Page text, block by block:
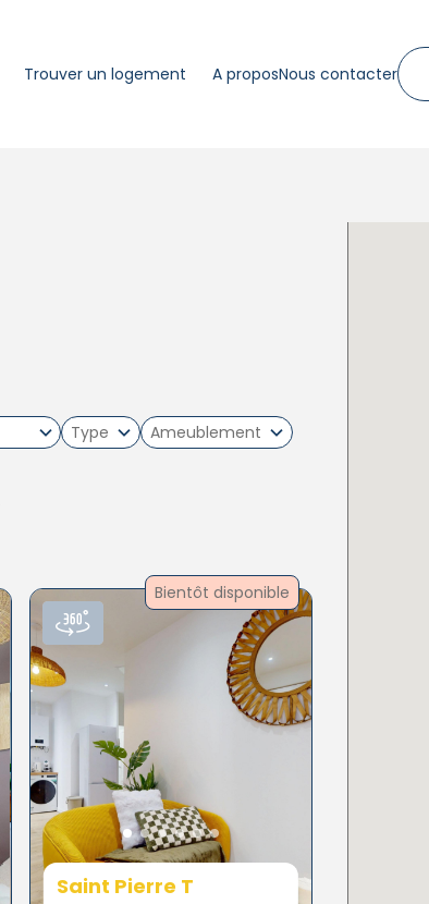
Trouver un logement A proposNous contacter
Type Ameublement
Bientôt disponible
Saint Pierre T